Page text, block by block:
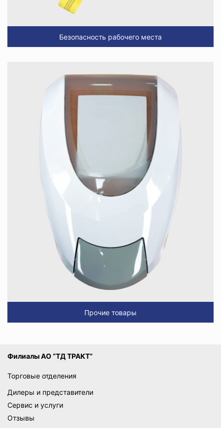
Безопасность рабочего места
Прочие товары
Филиалы АО “ТД ТРАКТ”
Торговые отделения
Дилеры и представители
Сервис и услуги
Отзывы